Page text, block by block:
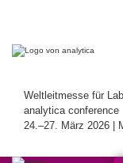
Weltleitmesse für
analytica conference
24.–27. März 2026 |